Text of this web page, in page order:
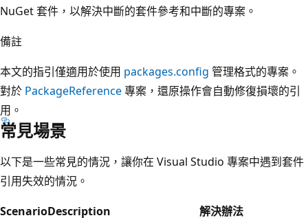
NuGet 套件，以解決中斷的套件參考和中斷的專案。
備註
本文的指引僅適用於使用 packages.config 管理格式的專案。
對於 PackageReference專案，還原操作會自動修復損壞的引
用。
常見場景
以下是一些常見的情況，讓你在 Visual Studio 專案中遇到套件
引用失效的情況。
ScenarioDescription
解決辦法